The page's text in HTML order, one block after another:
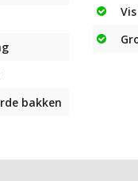
bakken